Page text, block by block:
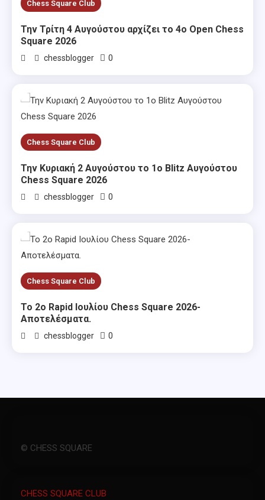
Chess Square Club
Την Τρίτη 4 Αυγούστου αρχίζει το 4ο Open Chess
Square 2026
chessblogger 0
Chess Square Club
Την Κυριακή 2 Αυγούστου το 1ο Blitz Αυγούστου
Chess Square 2026
chessblogger 0
Chess Square Club
Το 2ο Rapid Ιουλίου Chess Square 2026-
Αποτελέσματα.
chessblogger 0
© CHESS SQUARE
CHESS SQUARE CLUB